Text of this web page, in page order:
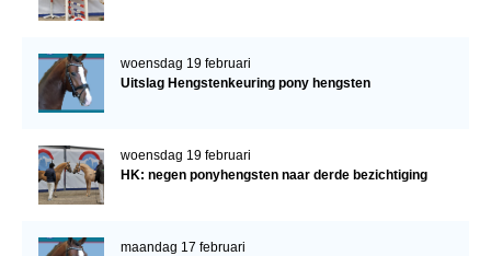
woensdag 19 februari
Uitslag Hengstenkeuring pony hengsten
woensdag 19 februari
HK: negen ponyhengsten naar derde bezichtiging
maandag 17 februari